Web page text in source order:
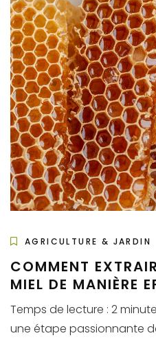
AGRICULTURE & JARDIN
COMMENT
MIEL DE MANIÈRE
Temps de lecture : 2
une étape passionnante